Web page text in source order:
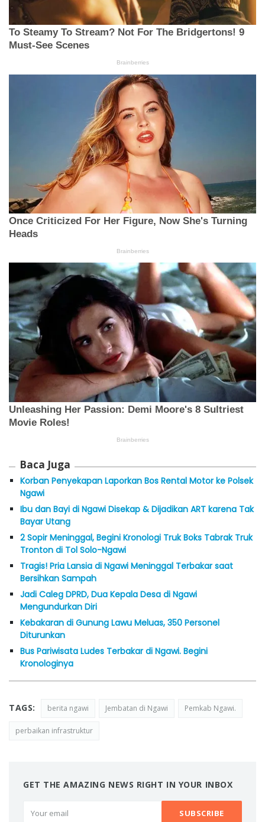
Baca Juga
Korban Penyekapan Laporkan Bos Rental Motor ke Polsek
Ngawi
Ibu dan Bayi di Ngawi Disekap & Dijadikan ART karena Tak
Bayar Utang
2 Sopir Meninggal, Begini Kronologi Truk Boks Tabrak Truk
Tronton di Tol Solo-Ngawi
Tragis! Pria Lansia di Ngawi Meninggal Terbakar saat
Bersihkan Sampah
Jadi Caleg DPRD, Dua Kepala Desa di Ngawi
Mengundurkan Diri
Kebakaran di Gunung Lawu Meluas, 350 Personel
Diturunkan
Bus Pariwisata Ludes Terbakar di Ngawi. Begini
Kronologinya
TAGS: berita ngawi Jembatan di Ngawi Pemkab Ngawi.
perbaikan infrastruktur
GET THE AMAZING NEWS RIGHT IN YOUR INBOX